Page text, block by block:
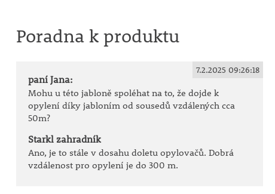
Poradna k produktu
7.2.2025 09:26:18
paní Jana:
Mohu u této jabloně spoléhat na to, že dojde k
opylení díky jabloním od sousedů vzdálených cca
50m?
Starkl zahradník
Ano, je to stále v dosahu doletu opylovačů. Dobrá
vzdálenost pro opylení je do 300 m.